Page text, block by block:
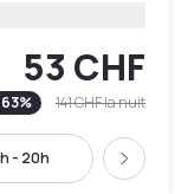
53 CHF
63% 141 CHFla nuit
- 20h Suivant